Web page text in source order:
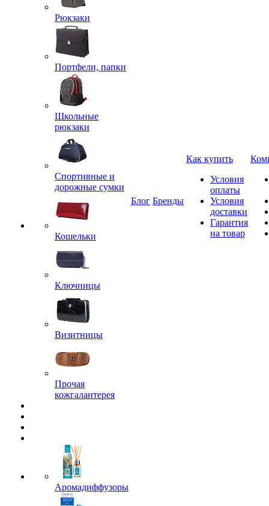
Рюкзаки
Портфели, папки
Школьные
рюкзаки
Спортивные и
дорожные сумки
Кошельки
Ключницы
Визитницы
Прочая
кожгалантерея
Аромадиффузоры
Блог Бренды
Как купить
Условия
оплаты
Условия
доставки
Гарантия
на товар